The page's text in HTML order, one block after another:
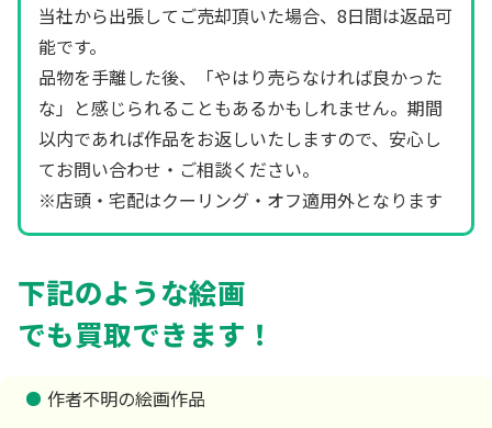
当社から出張してご売却頂いた場合、8日間は返品可
能です。
品物を手離した後、「やはり売らなければ良かった
な」と感じられることもあるかもしれません。期間
以内であれば作品をお返しいたしますので、安心し
てお問い合わせ・ご相談ください。
※店頭・宅配はクーリング・オフ適用外となります
下記のような絵画
でも買取できます！
作者不明の絵画作品